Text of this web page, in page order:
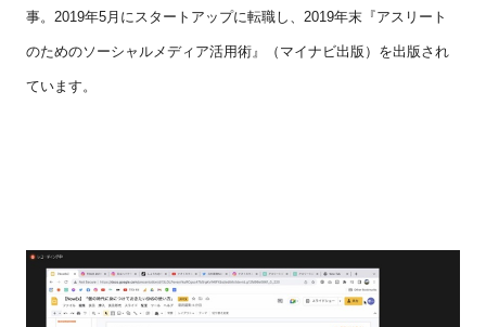
事。 2019年5月にスタートアップに転職し、 2019年末『アスリート
のためのソーシャルメディア活用術』（マイナビ出版）を出版され
ています。